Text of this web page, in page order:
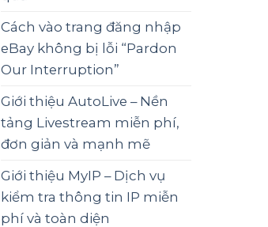
Cách vào trang đăng nhập
eBay không bị lỗi “Pardon
Our Interruption”
Giới thiệu AutoLive – Nền
tảng Livestream miễn phí,
đơn giản và mạnh mẽ
Giới thiệu MyIP – Dịch vụ
kiểm tra thông tin IP miễn
phí và toàn diện